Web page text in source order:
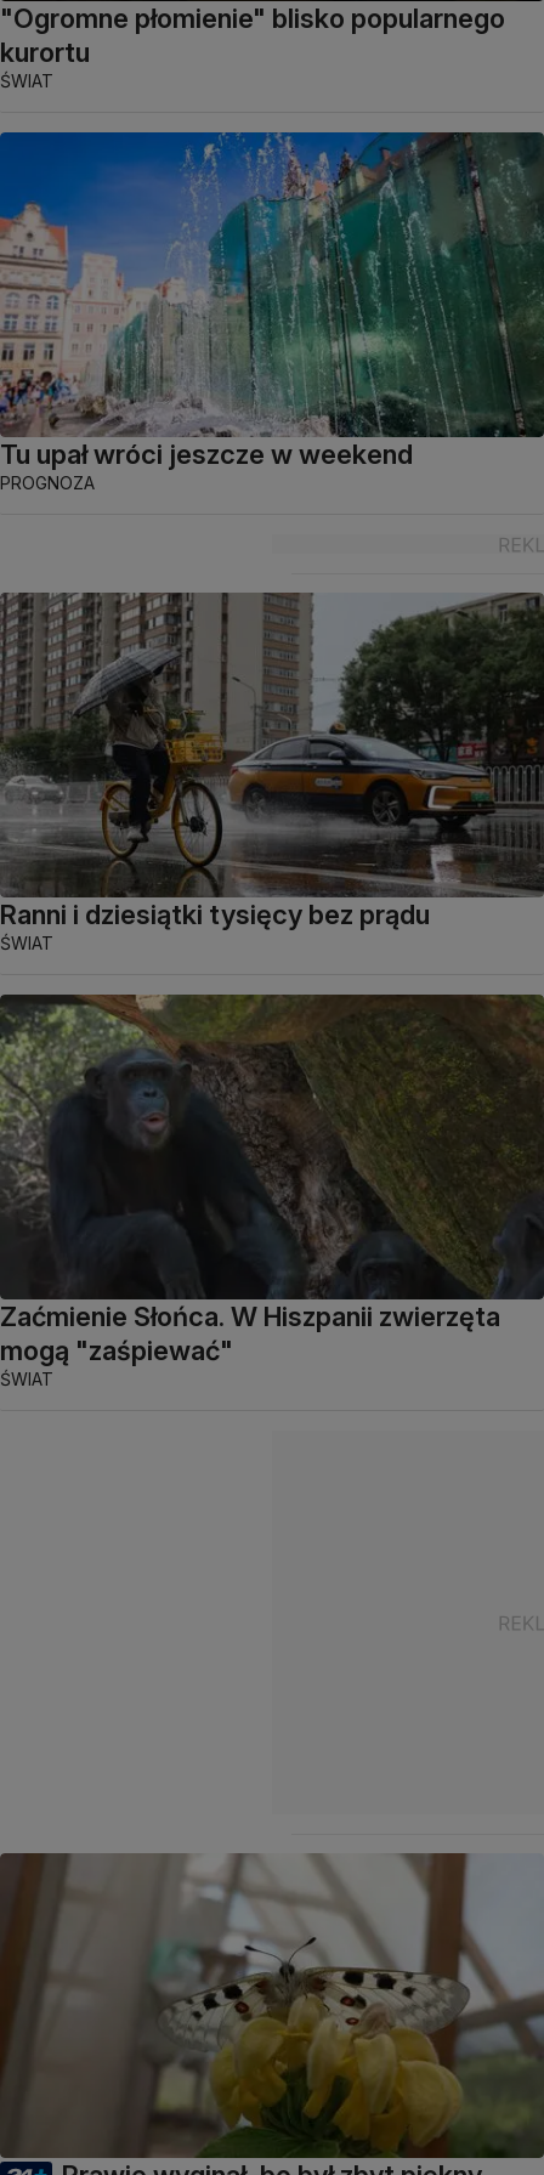
"Ogromne płomienie" blisko popularnego
kurortu
ŚWIAT
Tu upał wróci jeszcze w weekend
PROGNOZA
Ranni i dziesiątki tysięcy bez prądu
ŚWIAT
Zaćmienie Słońca. W Hiszpanii zwierzęta
mogą "zaśpiewać"
ŚWIAT